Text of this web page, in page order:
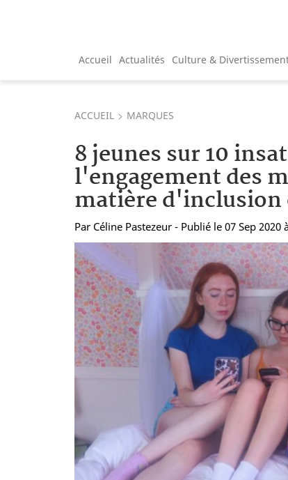
Accueil Actualités Culture &
ACCUEIL MARQUES
8 jeunes sur 10
l'engagement des
matière d'inclusion
Par Céline Pastezeur - Publié le 07 Sep 2020